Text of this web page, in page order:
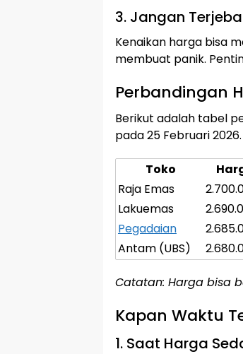
3. Jangan
Kenaikan harga bisa
membuat panik.
Perbandingan
Berikut adalah tabel
pada 25 Februari 2026.
Toko
Raja Emas
Lakuemas
Pegadaian
Antam (UBS)
Catatan: Harga bisa
Kapan Waktu
1. Saat Harga